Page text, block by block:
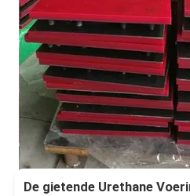
De gietende Urethane